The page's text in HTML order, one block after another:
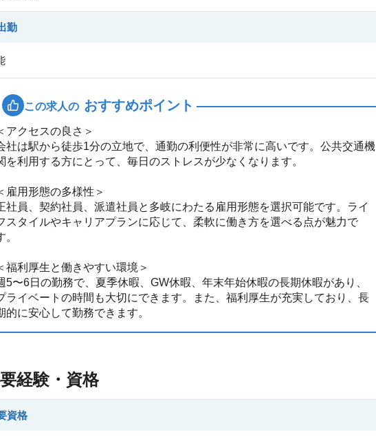
勤
この求人の おすすめポイント
アクセスの良さ＞
社は駅から徒歩1分の立地で、通勤の利便性が非常に高いです。公共交通機
を利用する方にとって、毎日のストレスが少なくなります。
雇用形態の多様性＞
社員、契約社員、派遣社員と多岐にわたる雇用形態を選択可能です。ライ
スタイルやキャリアプランに応じて、柔軟に働き方を選べる点が魅力で
。
福利厚生と働きやすい環境＞
5〜6日の勤務で、夏季休暇、GW休暇、年末年始休暇の長期休暇があり、
ライベートの時間も大切にできます。また、福利厚生が充実しており、長
的に安心して勤務できます。
経験・資格
資格